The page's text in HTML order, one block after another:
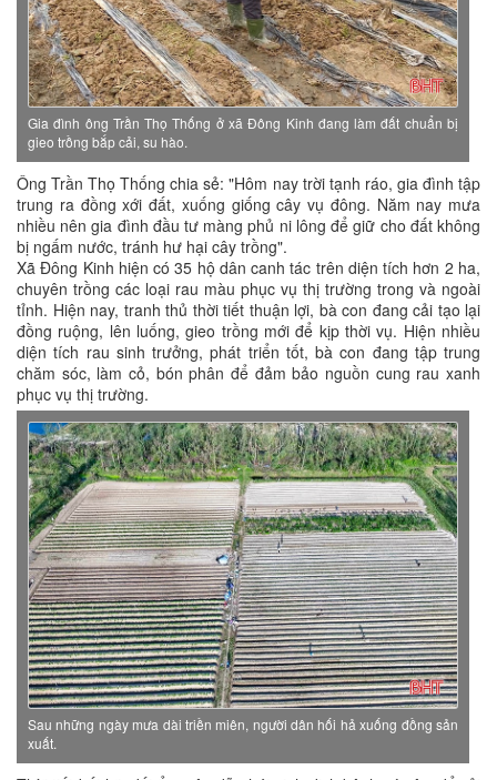
Gia đình ông Trần Thọ Thống ở xã Đông Kinh đang làm đất chuẩn bị
gieo trồng bắp cải, su hào.
Ông Trần Thọ Thống chia sẻ: "Hôm nay trời tạnh ráo, gia đình tập
trung ra đồng xới đất, xuống giống cây vụ đông. Năm nay mưa
nhiều nên gia đình đầu tư màng phủ ni lông để giữ cho đất không
bị ngấm nước, tránh hư hại cây trồng".
Xã Đông Kinh hiện có 35 hộ dân canh tác trên diện tích hơn 2 ha,
chuyên trồng các loại rau màu phục vụ thị trường trong và ngoài
tỉnh. Hiện nay, tranh thủ thời tiết thuận lợi, bà con đang cải tạo lại
đồng ruộng, lên luống, gieo trồng mới để kịp thời vụ. Hiện nhiều
diện tích rau sinh trưởng, phát triển tốt, bà con đang tập trung
chăm sóc, làm cỏ, bón phân để đảm bảo nguồn cung rau xanh
phục vụ thị trường.
Sau những ngày mưa dài triền miên, người dân hối hả xuống đồng sản
xuất.